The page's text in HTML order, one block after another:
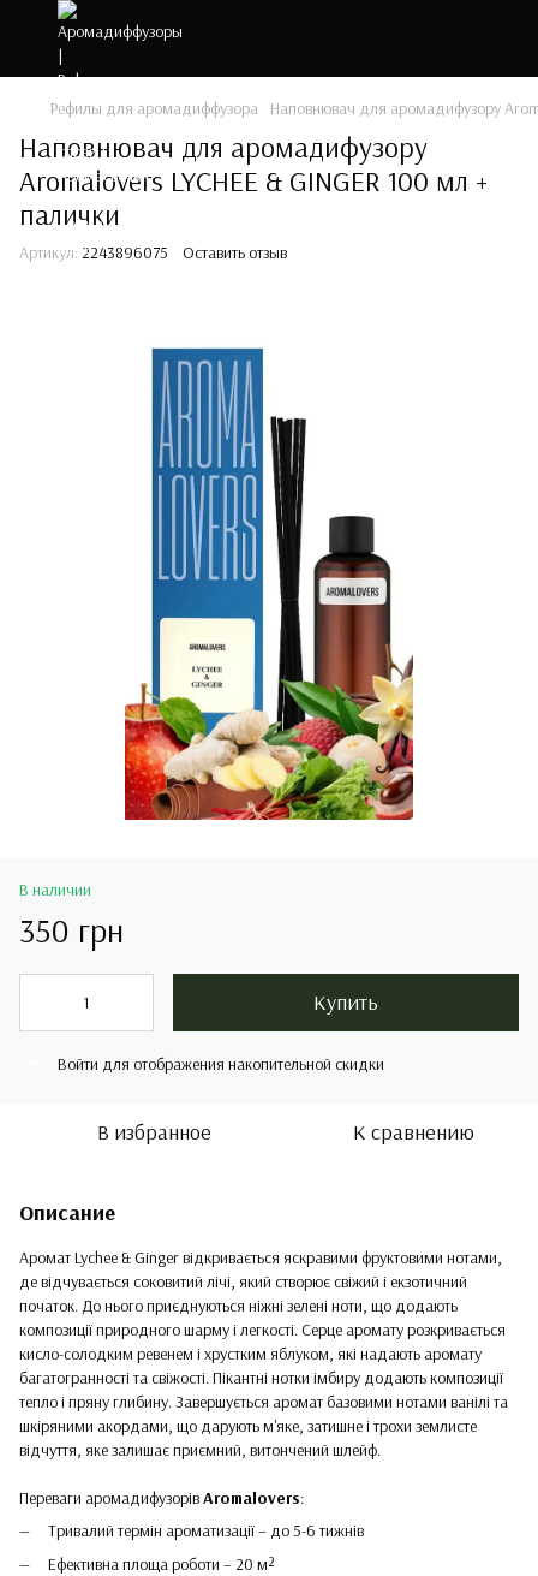
Рефилы для аромадиффузора Наповнювач для аромадифузору
Наповнювач для аромадифузору
Aromalovers LYCHEE & GINGER 100 мл +
палички
Артикул: 2243896075 Оставить отзыв
В наличии
350 грн
Купить
Войти для отображения накопительной скидки
В избранное К сравнению
Описание
Аромат Lychee & Ginger відкривається яскравими фруктовими нотами,
де відчувається соковитий лічі, який створює свіжий і екзотичний
початок. До нього приєднуються ніжні зелені ноти, що додають
композиції природного шарму і легкості. Серце аромату розкривається
кисло-солодким ревенем і хрустким яблуком, які надають аромату
багатогранності та свіжості. Пікантні нотки імбиру додають композиції
тепло і пряну глибину. Завершується аромат базовими нотами ванілі та
шкіряними акордами, що дарують м'яке, затишне і трохи землисте
відчуття, яке залишає приємний, витончений шлейф.
Переваги аромадифузорівAromalovers:
Тривалий термін ароматизації – до 5-6 тижнів
Ефективна площа роботи – 20 м²